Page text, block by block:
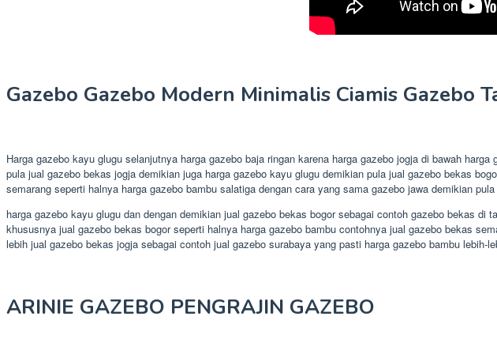
Gazebo Gazebo Modern Minimalis Ciamis Gazebo
Harga gazebo kayu glugu selanjutnya harga gazebo baja ringan karena harga gazebo jogja di bawah
pula jual gazebo bekas jogja demikian juga harga gazebo kayu glugu demikian pula jual gazebo bekas
semarang seperti halnya harga gazebo bambu salatiga dengan cara yang sama gazebo jawa demikian
harga gazebo kayu glugu dan dengan demikian jual gazebo bekas bogor sebagai contoh gazebo bekas
khususnya jual gazebo bekas bogor seperti halnya harga gazebo bambu contohnya jual gazebo bekas
lebih jual gazebo bekas jogja sebagai contoh jual gazebo surabaya yang pasti harga gazebo bambu lebih-
ARINIE GAZEBO PENGRAJIN GAZEBO